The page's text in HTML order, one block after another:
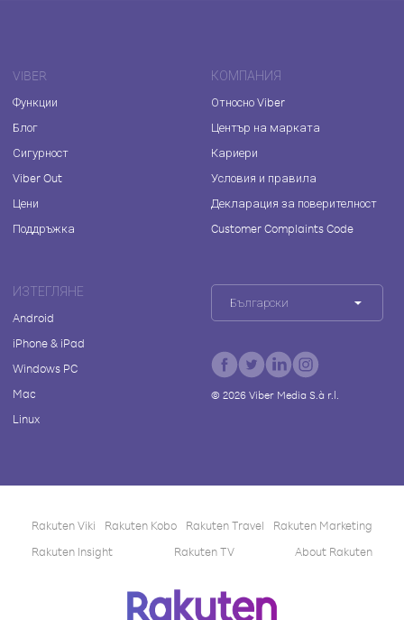
VIBER
Функции
Блог
Сигурност
Viber Out
Цени
Поддръжка
КОМПАНИЯ
Относно Viber
Център на марката
Кариери
Условия и правила
Декларация за поверителност
Customer Complaints Code
ИЗТЕГЛЯНЕ
Android
iPhone & iPad
Windows PC
Mac
Linux
Български
© 2026Viber Media S.à r.l.
Rakuten Viki Rakuten Kobo Rakuten Travel
Rakuten Marketing
Rakuten Insight
Rakuten TV About Rakuten